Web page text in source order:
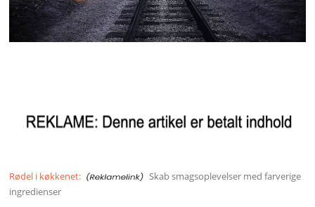
Rødel i køkkenet:
Skab smagsoplevelser med farverige
ingredienser